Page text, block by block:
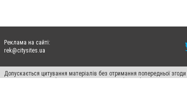
Реклама на сайті:
rek@citysites.ua
Допускається цитування матеріалів без отримання попередньої
пошукових систем гіперпосилання на цитовані статті не нижче